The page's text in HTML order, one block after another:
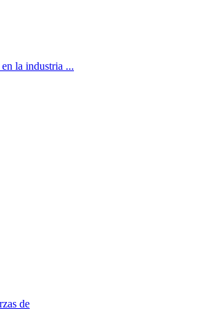
la industria ...
de